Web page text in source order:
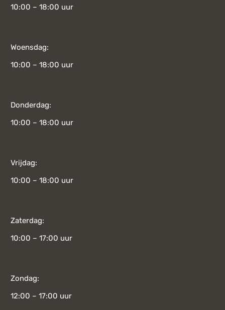
10:00 – 18:00 uur
Woensdag:
10:00 – 18:00 uur
Donderdag:
10:00 – 18:00 uur
Vrijdag:
10:00 – 18:00 uur
Zaterdag:
10:00 – 17:00 uur
Zondag:
12:00 – 17:00 uur